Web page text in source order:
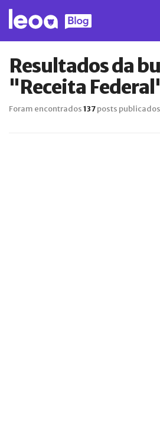
Resultados da
"Receita
Foram encontrados137posts